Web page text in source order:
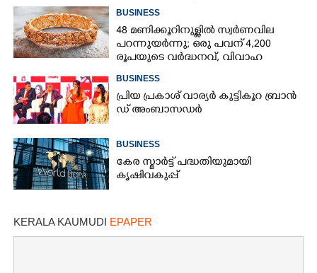
BUSINESS
48 മണിക്കൂറിനുള്ളിൽ സ്വർണവില
പറന്നുയർന്നു; ഒരു പവന് 4,200
രൂപയുടെ വർദ്ധനവ്, വിവാഹ
BUSINESS
പ്രി​യ​ ​പ്ര​കാ​ശ് ​വാ​ര്യർ കു​ട്ടി​കൂ​റ​ ​ ബ്രാ​ൻ​
ഡ് ​അം​ബാ​സ​ഡ​ർ
BUSINESS
കേര സ്മാർട്ട് പദ്ധതിയുമായി
കൃഷിവകുപ്പ്
KERALA KAUMUDI EPAPER